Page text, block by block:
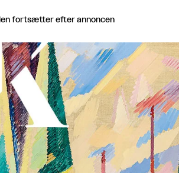
fortsætter efter annoncen